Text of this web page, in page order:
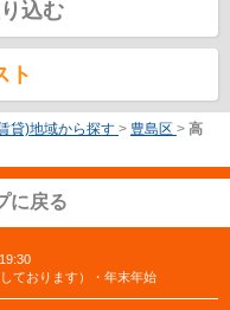
込む
ト
貸)地域から探す > 豊島区 > 高
に戻る
ております）・年末年始